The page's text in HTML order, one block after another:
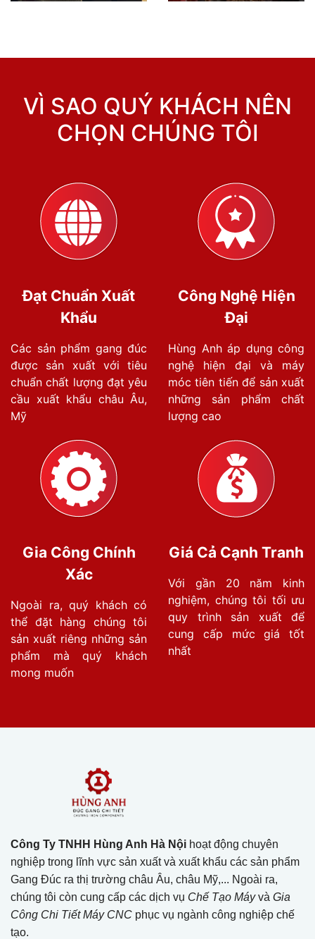
VÌ SAO QUÝ KHÁCH NÊN
CHỌN CHÚNG TÔI
Đạt Chuẩn Xuất
Khẩu
Các sản phẩm gang đúc
được sản xuất với tiêu
chuẩn chất lượng đạt yêu
cầu xuất khẩu châu Âu,
Mỹ
Công Nghệ Hiện
Đại
Hùng Anh áp dụng công
nghệ hiện đại và máy
móc tiên tiến để sản xuất
những sản phẩm chất
lượng cao
Gia Công Chính
Xác
Ngoài ra, quý khách có
thể đặt hàng chúng tôi
sản xuất riêng những sản
phẩm mà quý khách
mong muốn
Giá Cả Cạnh Tranh
Với gần 20 năm kinh
nghiệm, chúng tôi tối ưu
quy trình sản xuất để
cung cấp mức giá tốt
nhất
Công Ty TNHH Hùng Anh Hà Nội hoạt động chuyên
nghiệp trong lĩnh vực sản xuất và xuất khẩu các sản phẩm
Gang Đúc ra thị trường châu Âu, châu Mỹ,... Ngoài ra,
chúng tôi còn cung cấp các dịch vụ Chế Tạo Máyvà Gia
Công Chi Tiết Máy CNC phục vụ ngành công nghiệp chế
tạo.